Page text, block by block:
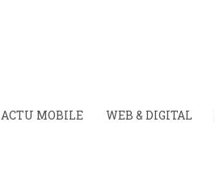
ACTU MOBILE WEB & DIGITAL